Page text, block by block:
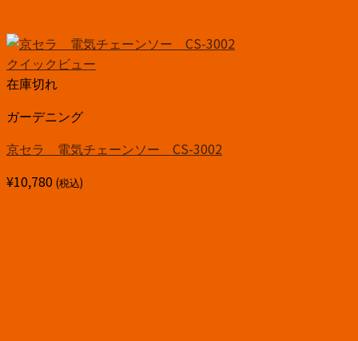
クイックビュー
在庫切れ
ガーデニング
京セラ 電気チェーンソー CS-3002
¥10,780 (税込)